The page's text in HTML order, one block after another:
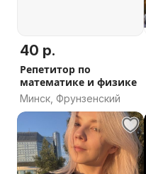
40 р.
Репетитор по
математике и физике
Минск, Фрунзенский